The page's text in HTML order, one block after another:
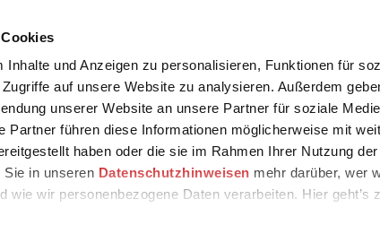
Inhalte und Anzeigen zu personalisieren, Funktionen für
auf unsere Website zu analysieren. Außerdem
unserer Website an unsere Partner für soziale
Partner führen diese Informationen möglicherweise mit
haben oder die sie im Rahmen Ihrer Nutzung
in unseren Datenschutzhinweisen mehr darüber, wer
wie wir personenbezogene Daten verarbeiten. Hier geht’s